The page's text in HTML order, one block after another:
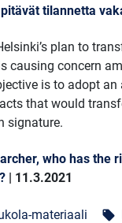
tilannetta
plan to
causing concern
is to adopt
that would
signature.
who has the
| 11.3.2021
materiaali local_offer